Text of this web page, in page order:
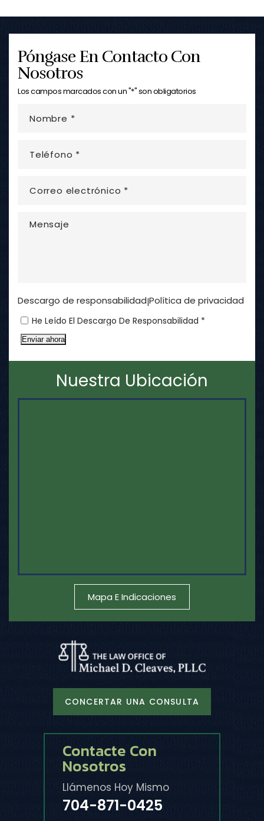
Póngase En Contacto Con
Nosotros
Los campos marcados con un "*" son obligatorios
Descargo de responsabilidad|Política de privacidad
He Leído El Descargo De Responsabilidad *
Enviar ahora
Nuestra Ubicación
Mapa E Indicaciones
CONCERTAR UNA CONSULTA
Contacte Con
Nosotros
Llámenos Hoy Mismo
704-871-0425